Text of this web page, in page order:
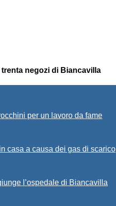
negozi di Biancavilla
per un lavoro da fame
casa a causa dei gas di scarico
l’ospedale di Biancavilla